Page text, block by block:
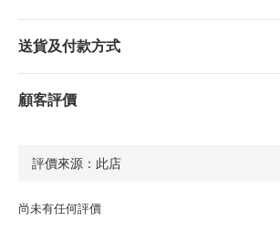
送貨及付款方式
顧客評價
尚未有任何評價